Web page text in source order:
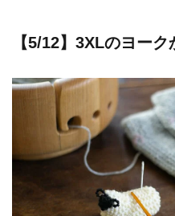
【5/12】3XLのヨー